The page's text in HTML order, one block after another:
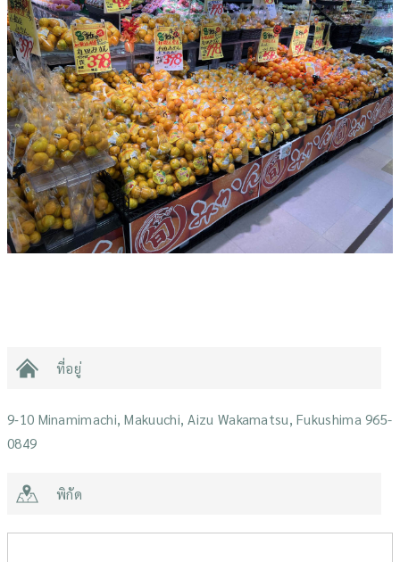
ที่อยู่
9‐10 Minamimachi, Makuuchi, Aizu Wakamatsu, Fukushima 965-
0849
พิกัด